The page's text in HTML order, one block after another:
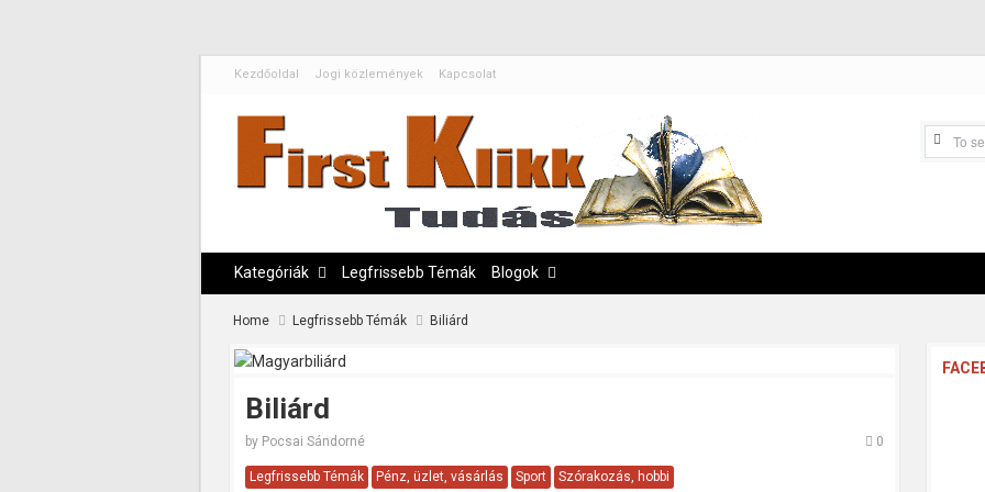
Kezdőoldal Jogi közlemények Kapcsolat
Kategóriák Legfrissebb Témák Blogok
Home Legfrissebb Témák Biliárd
Biliárd
by Pocsai Sándorné 0
Legfrissebb Témák Pénz, üzlet, vásárlás Sport Szórakozás, hobbi